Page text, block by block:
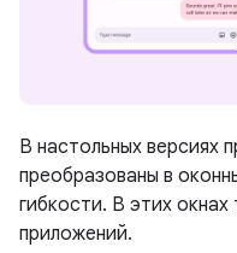
В настольных версиях
преобразованы в
гибкости. В этих
приложений.